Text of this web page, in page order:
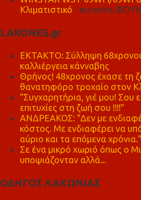
Κλιματιστικό - euronics
LAKONES.gr
ΕΚΤΑΚΤΟ: Σύλληψη
καλλιέργεια κάνναβης
Θρήνος! 48χρονος έχασε τη
θανατηφόρο τροχαίο στον
"Συγχαρητήρια, γιέ μου! Σου
επιτυχίες στη ζωή σου !!!!"
ΑΝΔΡΕΑΚΟΣ: "Δεν με
κόστος. Με ενδιαφέρει να
αύριο και τα επόμενα χρόνια."
Σε ένα μικρό χωριό όπως ο
υποψιάζονταν αλλά...
ΟΔΗΓΟΣ ΛΑΚΩΝΙΑΣ